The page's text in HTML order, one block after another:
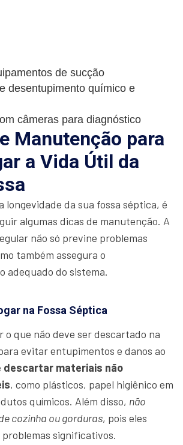
de sucção
desentupimento químico e
câmeras para diagnóstico
Manutenção para
a Vida Útil da
longevidade da sua fossa séptica, é
algumas dicas de manutenção. A
não só previne problemas
também assegura o
adequado do sistema.
na Fossa Séptica
o que não deve ser descartado na
evitar entupimentos e danos ao
descartar materiais não
, como plásticos, papel higiênico em
químicos. Além disso, não
cozinha ou gorduras, pois eles
significativos.